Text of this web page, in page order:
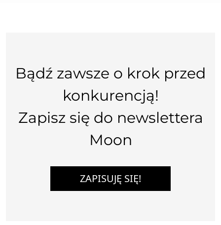
Bądź zawsze o krok przed
konkurencją!
Zapisz się do newslettera
Moon
ZAPISUJĘ SIĘ!